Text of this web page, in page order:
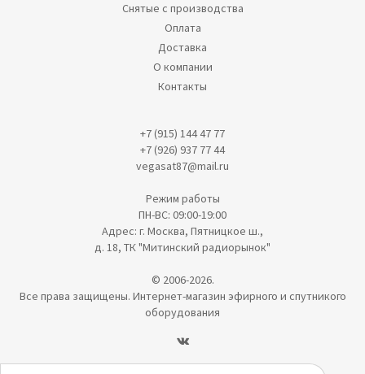
Снятые с производства
Оплата
Доставка
О компании
Контакты
+7 (915) 144 47 77
+7 (926) 937 77 44
vegasat87@mail.ru
Режим работы
ПН-ВС: 09:00-19:00
Адрес: г. Москва, Пятницкое ш.,
д. 18, ТК "Митинский радиорынок"
© 2006-2026.
Все права защищены. Интернет-магазин эфирного и спутникого
оборудования